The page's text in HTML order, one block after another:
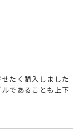
たく購入しました
であることも上下